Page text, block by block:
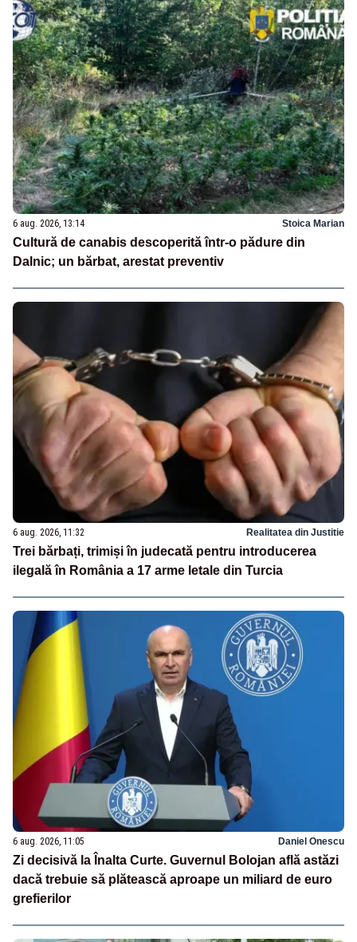
6 aug. 2026, 13:14 Stoica Marian
Cultură de canabis descoperită într-o pădure din
Dalnic; un bărbat, arestat preventiv
6 aug. 2026, 11:32 Realitatea din Justitie
Trei bărbați, trimiși în judecată pentru introducerea
ilegală în România a 17 arme letale din Turcia
6 aug. 2026, 11:05 Daniel Onescu
Zi decisivă la Înalta Curte. Guvernul Bolojan află astăzi
dacă trebuie să plătească aproape un miliard de euro
grefierilor